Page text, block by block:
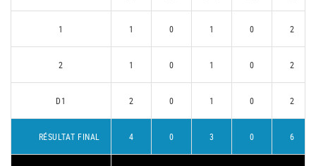
1 1 0 1 0 2
2 1 0 1 0 2
D1 2 0 1 0 2
RÉSULTAT FINAL 4 0 3 0 6